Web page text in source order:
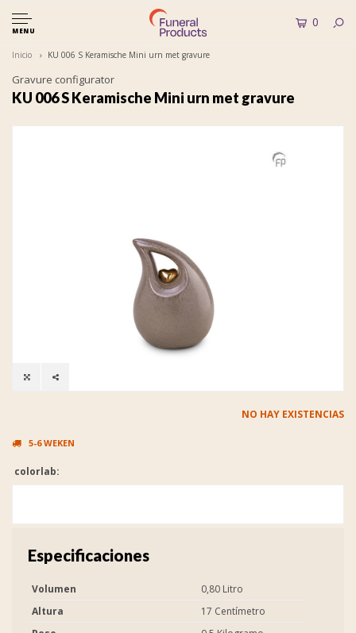
MENU
0
Inicio KU 006 S Keramische Mini urn met gravure
Gravure configurator
KU 006 S Keramische Mini urn met gravure
NO HAY EXISTENCIAS
5-6 WEKEN
colorlab:
Especificaciones
Volumen
0,80 Litro
Altura
17 Centímetro